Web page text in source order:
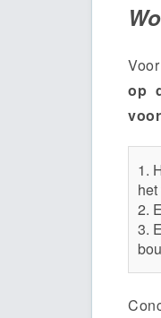
op
1.
2.
3.